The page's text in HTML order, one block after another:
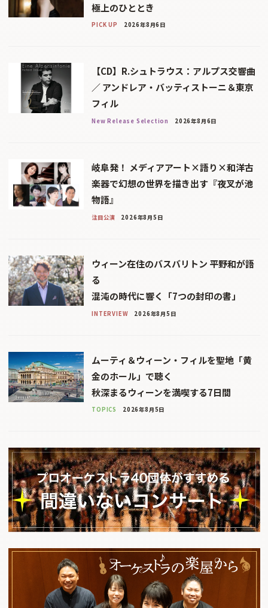
極上のひととき
PICK UP 2026年8月6日
【CD】R.シュトラウス：アルプス交響曲
／ アンドレア・バッティストーニ＆東京
フィル
New Release Selection 2026年8月6日
岐阜発！ メディアアート×語り×和洋古
楽器で幻想の世界を描き出す『夜叉が池
物語』
注目公演 2026年8月5日
ウィーン在住のバスバリトン 平野和が語
る
混沌の時代に響く「7つの封印の書」
INTERVIEW 2026年8月5日
ムーティ＆ウィーン・フィルを聖地「黄
金のホール」で聴く
秋深まるウィーンを満喫する7日間
TOPICS 2026年8月5日